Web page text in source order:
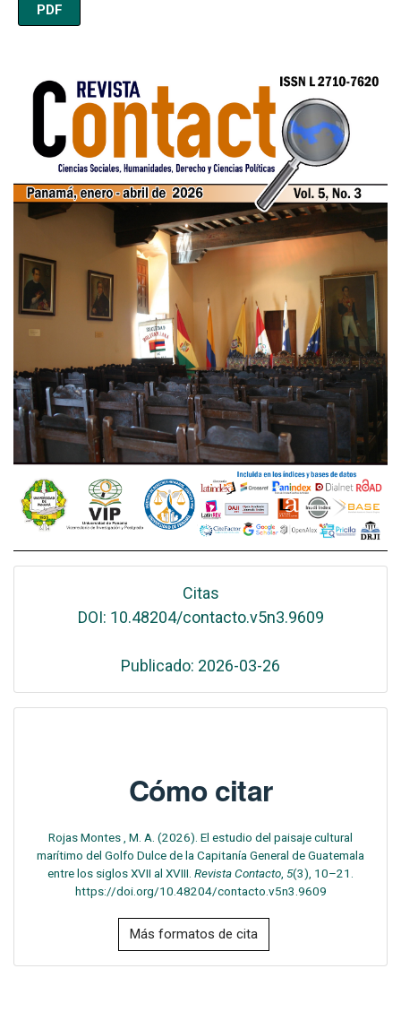
PDF
Imagen de portada
Citas
DOI: 10.48204/contacto.v5n3.9609
Publicado: 2026-03-26
Cómo citar
Rojas Montes , M. A. (2026). El estudio del paisaje cultural
marítimo del Golfo Dulce de la Capitanía General de Guatemala
entre los siglos XVII al XVIII. Revista Contacto 5(3), 10–21.
https://doi.org/10.48204/contacto.v5n3.9609
Más formatos de cita